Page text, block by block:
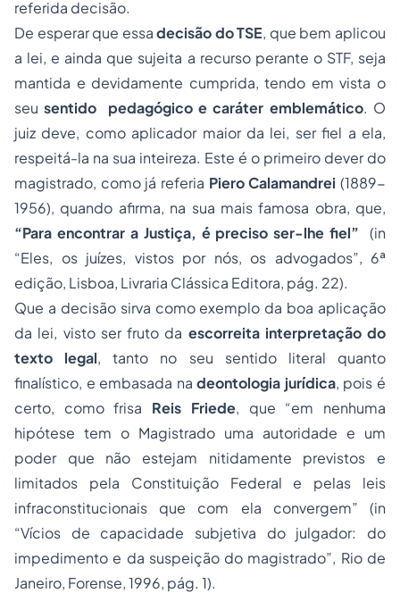
referida decisão.
De esperar que essadecisão do TSE, que bem aplicou
a lei, e ainda que sujeita a recurso perante o STF, seja
mantida e devidamente cumprida, tendo em vista o
seusentido pedagógico e caráter emblemático. O
juiz deve, como aplicador maior da lei, ser fiel a ela,
respeitá-la na sua inteireza. Este é o primeiro dever do
magistrado, como já referia Piero Calamandrei(1889-
1956), quando afirma, na sua mais famosa obra, que,
“Para encontrar a Justiça, é preciso ser-lhe fiel”
(in
“Eles, os juízes, vistos por nós, os advogados”, 6ª
edição, Lisboa, Livraria Clássica Editora, pág. 22).
Que a decisão sirva como exemplo da boa aplicação
da lei, visto ser fruto da escorreita interpretação do
texto legal, tanto no seu sentido literal quanto
finalístico, e embasada nadeontologia jurídica, pois é
certo, como frisa Reis Friede, que “em nenhuma
hipótese tem o Magistrado uma autoridade e um
poder que não estejam nitidamente previstos e
limitados pela Constituição Federal e pelas leis
infraconstitucionais que com ela convergem” (in
“Vícios de capacidade subjetiva do julgador: do
impedimento e da suspeição do magistrado”, Rio de
Janeiro, Forense, 1996, pág. 1).